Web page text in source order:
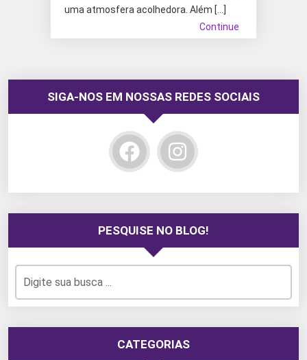
uma atmosfera acolhedora. Além […]
Continue
SIGA-NOS EM NOSSAS REDES SOCIAIS
PESQUISE NO BLOG!
CATEGORIAS